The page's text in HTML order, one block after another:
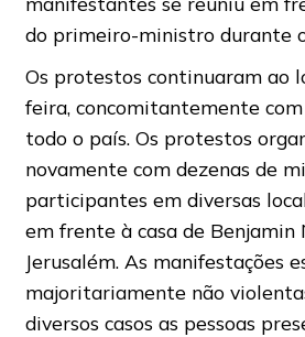
do primeiro-ministro durante
Os protestos continuaram ao
feira, concomitantemente
todo o país. Os protestos
novamente com dezenas de
participantes em diversas
em frente à casa de Benjamin
Jerusalém. As manifestações
majoritariamente não
diversos casos as pessoas